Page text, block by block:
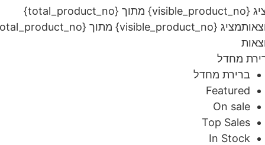
מציג {visible_product_no} מתוך {total_product_no}
מציג {visible_product_no} מתוך {total_product_no}
מחדל
ברירת מחדל
Featured
On sale
Top Sales
In Stock